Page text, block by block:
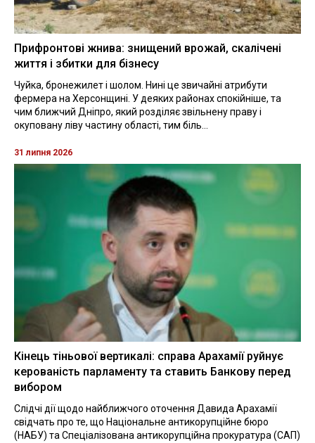
Прифронтові жнива: знищений врожай, скалічені
життя і збитки для бізнесу
Чуйка, бронежилет і шолом. Нині це звичайні атрибути
фермера на Херсонщині. У деяких районах спокійніше, та
чим ближчий Дніпро, який розділяє звільнену праву і
окуповану ліву частину області, тим біль...
31 липня 2026
Кінець тіньової вертикалі: справа Арахамії руйнує
керованість парламенту та ставить Банкову перед
вибором
Слідчі дії щодо найближчого оточення Давида Арахамії
свідчать про те, що Національне антикорупційне бюро
(НАБУ) та Спеціалізована антикорупційна прокуратура (САП)